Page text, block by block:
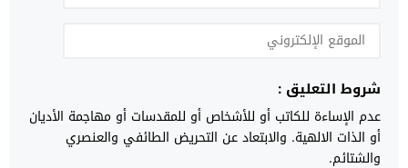
شروط التعليق :
عدم الإساءة للكاتب أو للأشخاص أو للمقدسات أو مهاجمة الأديان
أو الذات الالهية. والابتعاد عن التحريض الطائفي والعنصري
والشتائم.